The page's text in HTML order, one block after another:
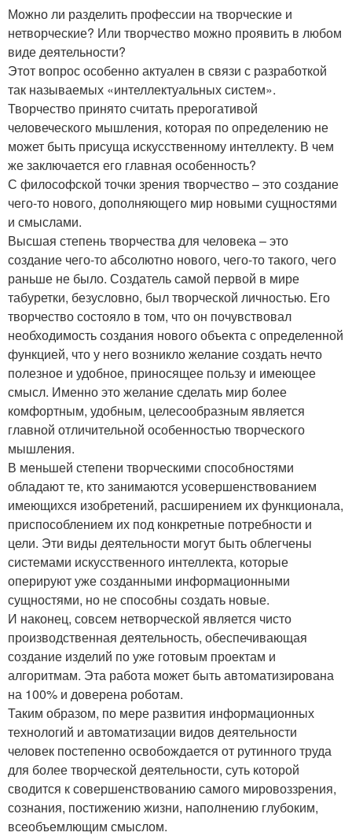
Можно ли разделить профессии на творческие и
нетворческие? Или творчество можно проявить в любом
виде деятельности?
Этот вопрос особенно актуален в связи с разработкой
так называемых «интеллектуальных систем».
Творчество принято считать прерогативой
человеческого мышления, которая по определению не
может быть присуща искусственному интеллекту. В чем
же заключается его главная особенность?
С философской точки зрения творчество – это создание
чего-то нового, дополняющего мир новыми сущностями
и смыслами.
Высшая степень творчества для человека – это
создание чего-то абсолютно нового, чего-то такого, чего
раньше не было. Создатель самой первой в мире
табуретки, безусловно, был творческой личностью. Его
творчество состояло в том, что он почувствовал
необходимость создания нового объекта с определенной
функцией, что у него возникло желание создать нечто
полезное и удобное, приносящее пользу и имеющее
смысл. Именно это желание сделать мир более
комфортным, удобным, целесообразным является
главной отличительной особенностью творческого
мышления.
В меньшей степени творческими способностями
обладают те, кто занимаются усовершенствованием
имеющихся изобретений, расширением их функционала,
приспособлением их под конкретные потребности и
цели. Эти виды деятельности могут быть облегчены
системами искусственного интеллекта, которые
оперируют уже созданными информационными
сущностями, но не способны создать новые.
И наконец, совсем нетворческой является чисто
производственная деятельность, обеспечивающая
создание изделий по уже готовым проектам и
алгоритмам. Эта работа может быть автоматизирована
на 100% и доверена роботам.
Таким образом, по мере развития информационных
технологий и автоматизации видов деятельности
человек постепенно освобождается от рутинного труда
для более творческой деятельности, суть которой
сводится к совершенствованию самого мировоззрения,
сознания, постижению жизни, наполнению глубоким,
всеобъемлющим смыслом.